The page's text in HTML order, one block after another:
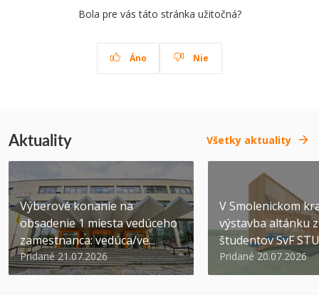
Bola pre vás táto stránka užitočná?
Áno Nie
Aktuality Všetky aktuality
Výberové konanie na
obsadenie 1 miesta vedúceho
zamestnanca: vedúca/ve...
Pridané 21.07.2026
V Smolenickom
výstavba altánku
študentov SvF STU
Pridané 20.07.2026